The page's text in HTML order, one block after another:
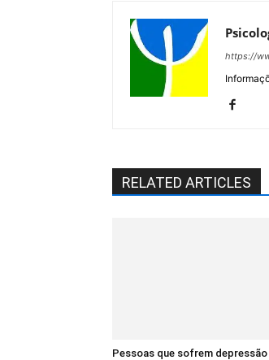
https://
RELATED ARTICLES
Pessoas que sofrem depressão